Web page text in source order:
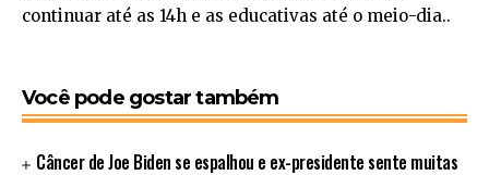
continuar até as 14h e as educativas até o meio-dia..
Você pode gostar também
Câncer de Joe Biden se espalhou e ex-presidente sente muitas